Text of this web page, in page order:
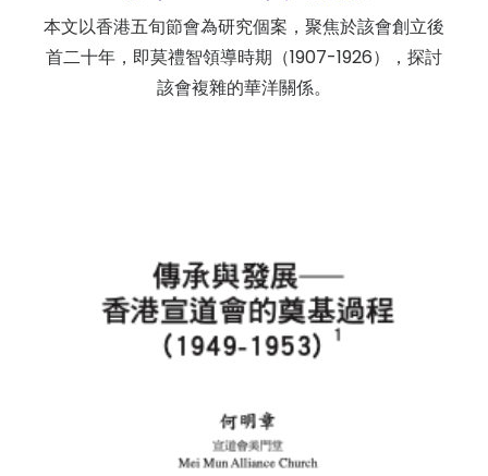
本文以香港五旬節會為研究個案，聚焦於該會創立後
首二十年，即莫禮智領導時期（1907-1926），探討
該會複雜的華洋關係。